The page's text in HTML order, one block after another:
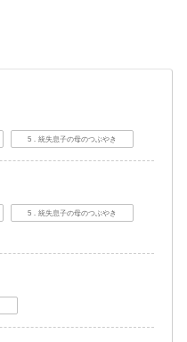
5．統失息子の母のつぶやき
5．統失息子の母のつぶやき